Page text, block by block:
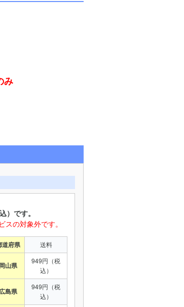
み
）です。
の対象外です。
道府県 送料
岡山県
949円（税
込）
広島県
949円（税
込）